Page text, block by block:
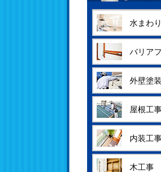
水まわり
バリア
外壁塗装
屋根工
内装工
木工事